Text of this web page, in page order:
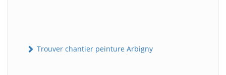
Trouver chantier peinture Arbigny